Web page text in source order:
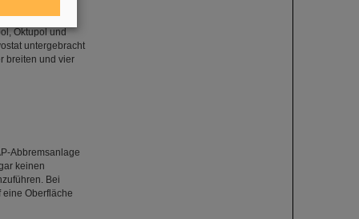
handelt es
Oktupol und
untergebracht
breiten und vier
Abbremsanlage
keinen
Bei
Oberfläche